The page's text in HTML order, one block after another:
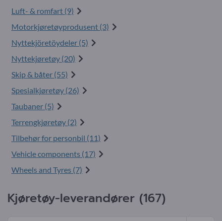
Luft- & romfart (9)
Motorkjøretøyprodusent (3)
Nyttekjöretöydeler (5)
Nyttekjøretøy (20)
Skip & båter (55)
Spesialkjøretøy (26)
Taubaner (5)
Terrengkjøretøy (2)
Tilbehør for personbil (11)
Vehicle components (17)
Wheels and Tyres (7)
Kjøretøy-leverandører (167)